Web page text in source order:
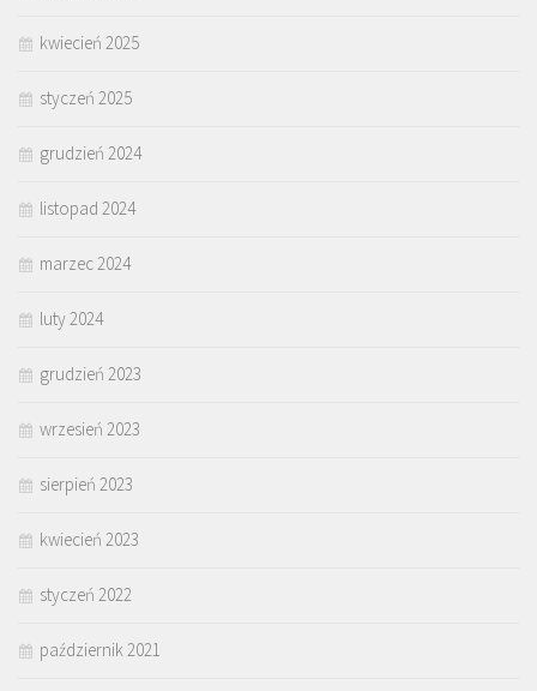
kwiecień 2025
styczeń 2025
grudzień 2024
listopad 2024
marzec 2024
luty 2024
grudzień 2023
wrzesień 2023
sierpień 2023
kwiecień 2023
styczeń 2022
październik 2021